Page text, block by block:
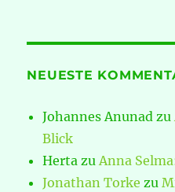
NEUESTE
Johannes Anunad zu
Blick
Herta zuAnna
Jonathan Torke zu